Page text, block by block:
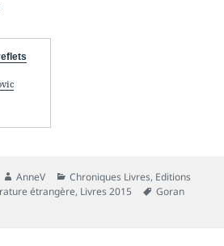
Auteur
AnneV Catégories
Chroniques Livres, Editions
étrangère, Livres 2015
Mots-
Goran